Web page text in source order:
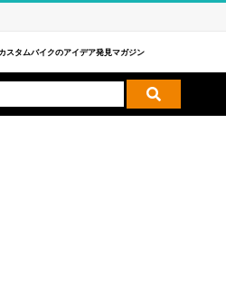
スタムバイクのアイデア発見マガジン